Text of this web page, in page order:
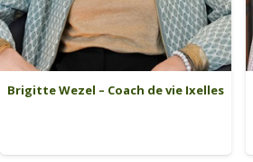
Brigitte Wezel – Coach de vie Ixelles